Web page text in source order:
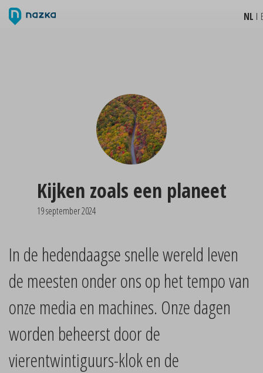
NL
Kijken zoals een planeet
19 september 2024
In de hedendaagse snelle wereld leven
de meesten onder ons op het tempo van
onze media en machines. Onze dagen
worden beheerst door de
vierentwintiguurs-klok en de